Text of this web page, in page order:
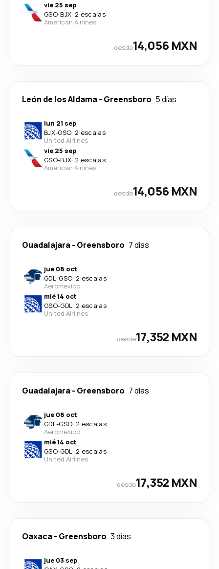
vie 25 sep
GSO-BJX· 2 escalas
American Airlines
desde14,056 MXN
León de los Aldama- Greensboro 5 días
lun 21 sep
BJX-GSO· 2 escalas
United Airlines
vie 25 sep
GSO-BJX· 2 escalas
American Airlines
desde14,056 MXN
Guadalajara- Greensboro 7 días
jue 08 oct
GDL-GSO· 2 escalas
Aeromexico
mié 14 oct
GSO-GDL· 2 escalas
United Airlines
desde17,352 MXN
Guadalajara- Greensboro 7 días
jue 08 oct
GDL-GSO· 2 escalas
Aeromexico
mié 14 oct
GSO-GDL· 2 escalas
United Airlines
desde17,352 MXN
Oaxaca- Greensboro 3 días
jue 03 sep